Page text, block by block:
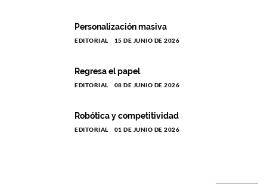
Personalización masiva
EDITORIAL 15 DE JUNIO DE 2026
Regresa el papel
EDITORIAL 08 DE JUNIO DE 2026
Robótica y competitividad
EDITORIAL 01 DE JUNIO DE 2026